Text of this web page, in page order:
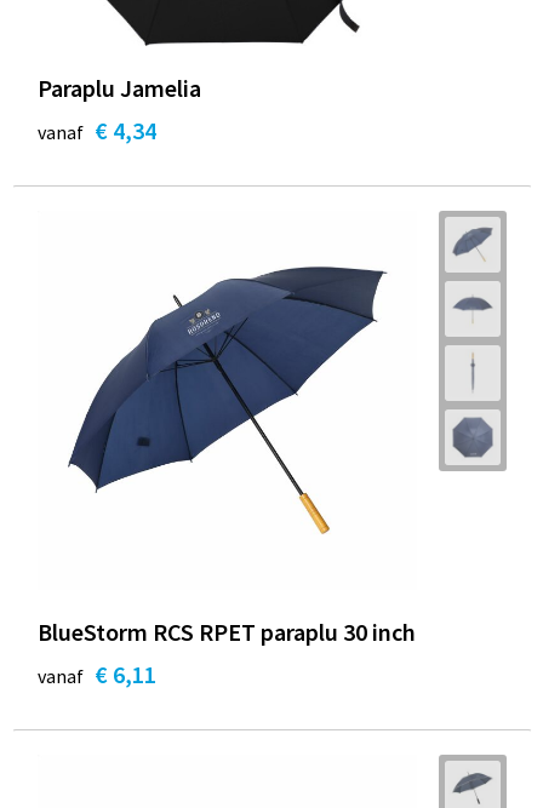
Paraplu Jamelia
vanaf € 4,34
BlueStorm RCS RPET paraplu 30 inch
vanaf € 6,11